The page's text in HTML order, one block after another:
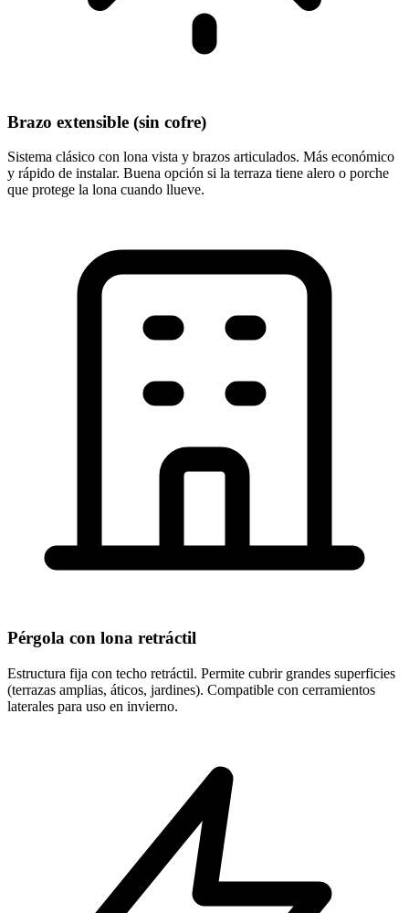
Brazo extensible (sin cofre)
Sistema clásico con lona vista y brazos articulados. Más económico
y rápido de instalar. Buena opción si la terraza tiene alero o porche
que protege la lona cuando llueve.
Pérgola con lona retráctil
Estructura fija con techo retráctil. Permite cubrir grandes superficies
(terrazas amplias, áticos, jardines). Compatible con cerramientos
laterales para uso en invierno.